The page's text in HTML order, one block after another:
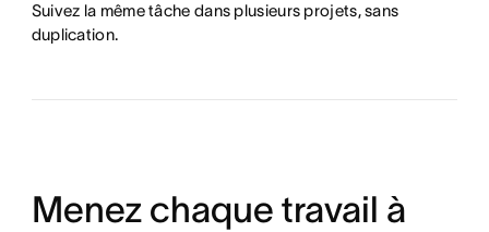
Suivez la même tâche dans plusieurs projets, sans
duplication.
Menez chaque travail à